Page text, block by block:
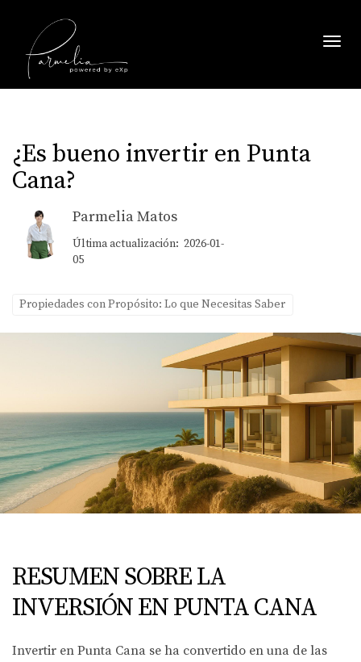
¿Es bueno invertir en Punta
Cana?
Parmelia Matos
Última actualización: 2026-01-
05
Propiedades con Propósito: Lo que Necesitas Saber
RESUMEN SOBRE LA
INVERSIÓN EN PUNTA CANA
Invertir en Punta Cana se ha convertido en una de las